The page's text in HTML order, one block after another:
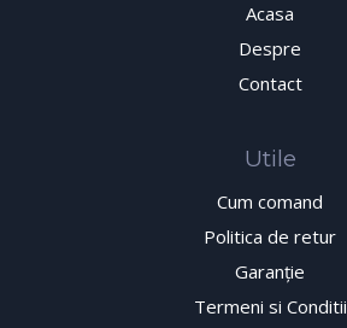
Acasa
Despre
Contact
Utile
Cum comand
Politica de retur
Garanţie
Termeni si Conditii